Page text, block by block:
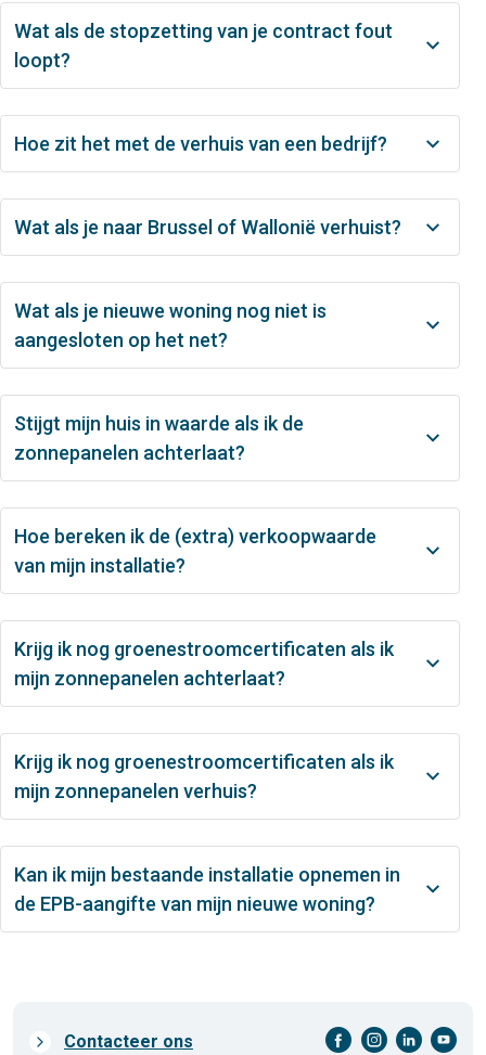
Wat als de stopzetting van je contract fout
loopt?
Hoe zit het met de verhuis van een bedrijf?
Wat als je naar Brussel of Wallonië verhuist?
Wat als je nieuwe woning nog niet is
aangesloten op het net?
Stijgt mijn huis in waarde als ik de
zonnepanelen achterlaat?
Hoe bereken ik de (extra) verkoopwaarde
van mijn installatie?
Krijg ik nog groenestroomcertificaten als ik
mijn zonnepanelen achterlaat?
Krijg ik nog groenestroomcertificaten als ik
mijn zonnepanelen verhuis?
Kan ik mijn bestaande installatie opnemen in
de EPB-aangifte van mijn nieuwe woning?
Prefooter
Contacteer ons facebook-cirkel instagram-cirkel linkedin-cirkel youtube-cirkel